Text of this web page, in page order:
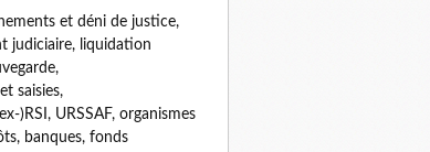
et déni de justice,
judiciaire, liquidation
saisies,
)RSI, URSSAF, organismes
banques, fonds